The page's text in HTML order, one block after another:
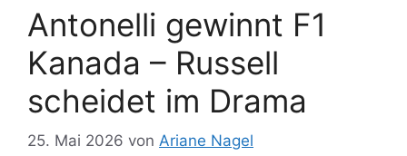
Antonelli gewinnt F1
Kanada – Russell
scheidet im Drama
25. Mai 2026 von Ariane Nagel